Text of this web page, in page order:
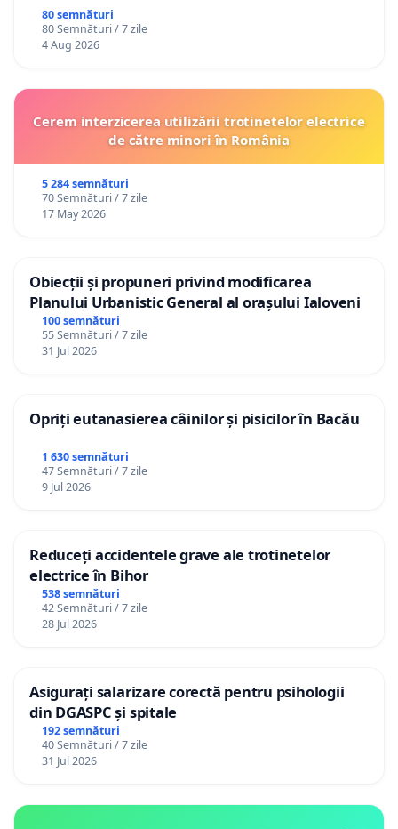
80 semnături
80 Semnături / 7 zile
4 Aug 2026
Cerem interzicerea utilizării trotinetelor electrice
de către minori în România
5 284 semnături
70 Semnături / 7 zile
17 May 2026
Obiecții și propuneri privind modificarea
Planului Urbanistic General al orașului Ialoveni
100 semnături
55 Semnături / 7 zile
31 Jul 2026
Opriți eutanasierea câinilor și pisicilor în Bacău
1 630 semnături
47 Semnături / 7 zile
9 Jul 2026
Reduceți accidentele grave ale trotinetelor
electrice în Bihor
538 semnături
42 Semnături / 7 zile
28 Jul 2026
Asigurați salarizare corectă pentru psihologii
din DGASPC și spitale
192 semnături
40 Semnături / 7 zile
31 Jul 2026